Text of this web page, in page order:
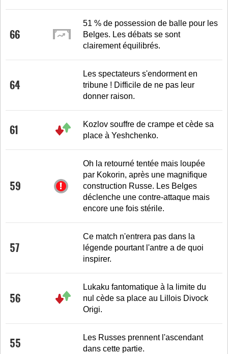
66
51 % de possession de balle pour les
Belges. Les débats se sont
clairement équilibrés.
64
Les spectateurs s'endorment en
tribune ! Difficile de ne pas leur
donner raison.
61
Kozlov souffre de crampe et cède sa
place à Yeshchenko.
59
Oh la retourné tentée mais loupée
par Kokorin, après une magnifique
construction Russe. Les Belges
déclenche une contre-attaque mais
encore une fois stérile.
57
Ce match n'entrera pas dans la
légende pourtant l'antre a de quoi
inspirer.
56
Lukaku fantomatique à la limite du
nul cède sa place au Lillois Divock
Origi.
55
Les Russes prennent l'ascendant
dans cette partie.